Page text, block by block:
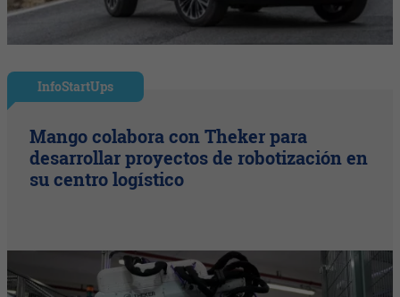
InfoStartUps
Mango colabora con Theker para
desarrollar proyectos de robotización en
su centro logístico